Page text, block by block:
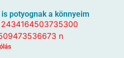
potyognak a könnyeim